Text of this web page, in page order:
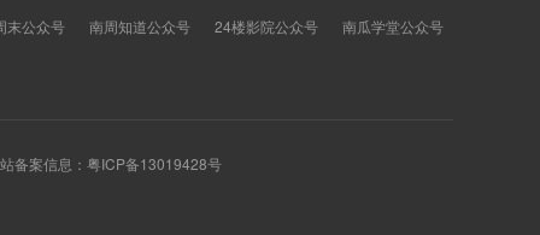
末公众号 南周知道公众号 24楼影院公众号 南瓜学堂公众号
备案信息： 粤ICP备13019428号